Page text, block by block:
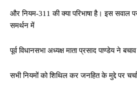
और नियम-311 की क्या परिभाषा है। इस
समर्थन में
पूर्व विधानसभा अध्यक्ष माता प्रसाद पाण्डेय ने
सभी नियमों को शिथिल कर जनहित के मुद्दे पर